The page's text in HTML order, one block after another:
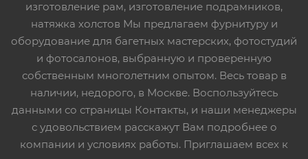
изготовление рам, изготовление подрамников,
натяжка холстов Мы предлагаем фурнитуру и
оборудование для багетных мастерских, фотостудий
и фотосалонов, выбранную и проверенную
собственным многолетним опытом. Весь товар в
наличии, недорого, в Москве. Воспользуйтесь
данными со страницы Контакты, и наши менеджеры
с удовольствием расскажут Вам подробнее о
компании и условиях работы. Приглашаем всех к